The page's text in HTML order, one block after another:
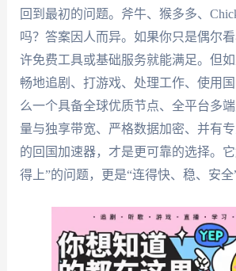
回到最初的问题。斧牛、猴多多、
吗？答案因人而异。如果你只是偶尔
许免费工具或基础服务就能满足。但
畅地追剧、打游戏、处理工作、使用
么一个具备全球优质节点、全平台多
量与独享带宽、严格数据加密、并有
的回国加速器，才是更可靠的选择。
得上”的问题，更是“连得快、稳、安全